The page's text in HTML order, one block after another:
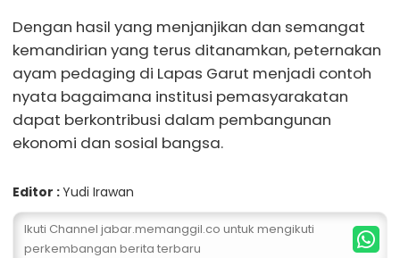
Dengan hasil yang menjanjikan dan semangat
kemandirian yang terus ditanamkan, peternakan
ayam pedaging di Lapas Garut menjadi contoh
nyata bagaimana institusi pemasyarakatan
dapat berkontribusi dalam pembangunan
ekonomi dan sosial bangsa.
Editor :Yudi Irawan
Ikuti Channel jabar.memanggil.co untuk mengikuti
perkembangan berita terbaru